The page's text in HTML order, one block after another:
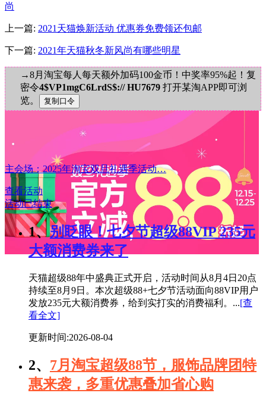
尚
上一篇: 2021天猫焕新活动 优惠券免费领还包邮
下一篇: 2021年天猫秋冬新风尚有哪些明星
→8月淘宝每人每天额外加码100金币！中奖率95%起！复
密令4$VP1mgC6LrdS$:// HU7679 打开某淘APP即可浏
览。
主会场：2025年淘宝双旦礼遇季活动…
查看活动
活动已结束
1、 别眨眼！七夕节超级88VIP 235元
大额消费券来了
天猫超级88年中盛典正式开启，活动时间从8月4日20点
持续至8月9日。本次超级88+七夕节活动面向88VIP用户
发放235元大额消费券，给到实打实的消费福利。...[查
看全文]
更新时间:2026-08-04
2、 7月淘宝超级88节，服饰品牌团特
惠来袭，多重优惠叠加省心购